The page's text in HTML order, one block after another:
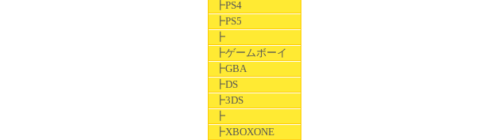
┣PS4
┣PS5
┣
┣ゲームボーイ
┣GBA
┣DS
┣3DS
┣
┣XBOXONE